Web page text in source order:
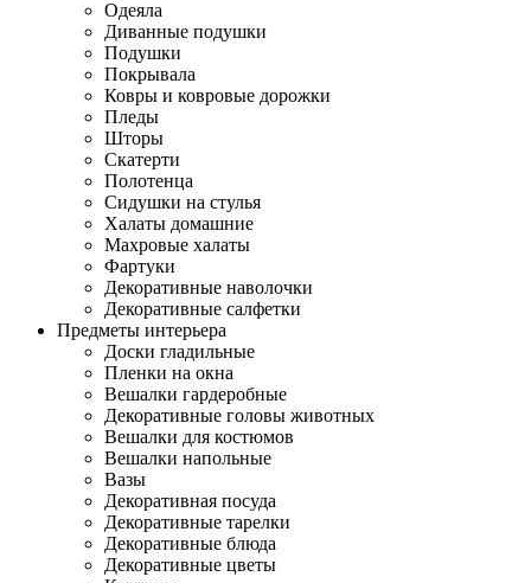
Одеяла
Диванные подушки
Подушки
Покрывала
Ковры и ковровые дорожки
Пледы
Шторы
Скатерти
Полотенца
Сидушки на стулья
Халаты домашние
Махровые халаты
Фартуки
Декоративные наволочки
Декоративные салфетки
Предметы интерьера
Доски гладильные
Пленки на окна
Вешалки гардеробные
Декоративные головы животных
Вешалки для костюмов
Вешалки напольные
Вазы
Декоративная посуда
Декоративные тарелки
Декоративные блюда
Декоративные цветы